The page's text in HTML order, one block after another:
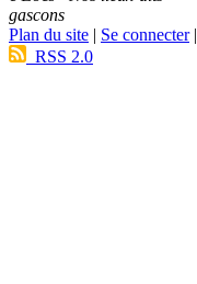
gascons
Plan du site | Se connecter|
RSS 2.0